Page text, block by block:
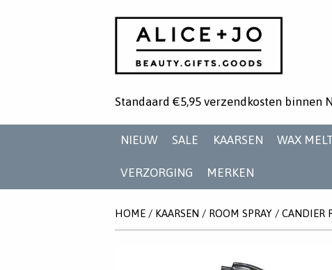
Standaard €5,95 verzendkosten binnen
NIEUW SALE KAARSEN WAX
VERZORGING MERKEN
HOME/ KAARSEN / ROOM SPRAY/ CANDIER